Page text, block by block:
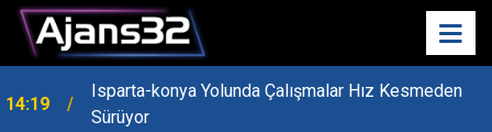
14:19
Isparta-konya Yolunda Çalışmalar Hız Kesmeden
Sürüyor